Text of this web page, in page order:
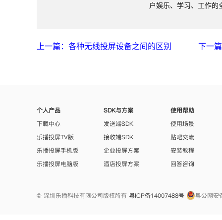
户娱乐、学习、工作的
上一篇：各种无线投屏设备之间的区别 下一
个人产品
下载中心
乐播投屏TV版
乐播投屏手机版
乐播投屏电脑版
SDK与方案
发送端SDK
接收端SDK
企业投屏方案
酒店投屏方案
使用帮助
使用场景
贴吧交流
安装教程
回答咨询
© 深圳乐播科技有限公司版权所有 粤ICP备14007488号 粤公网安